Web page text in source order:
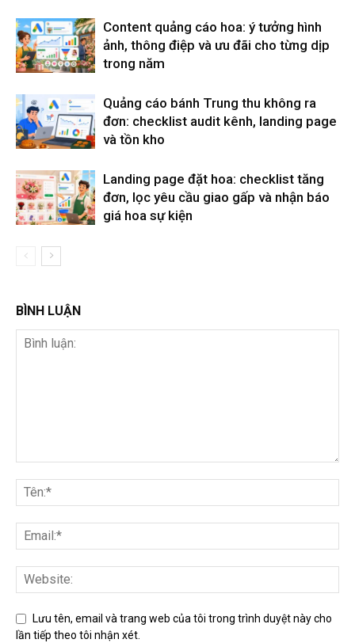
Content quảng cáo hoa: ý tưởng hình
ảnh, thông điệp và ưu đãi cho từng dịp
trong năm
Quảng cáo bánh Trung thu không ra
đơn: checklist audit kênh, landing page
và tồn kho
Landing page đặt hoa: checklist tăng
đơn, lọc yêu cầu giao gấp và nhận báo
giá hoa sự kiện
BÌNH LUẬN
Lưu tên, email và trang web của tôi trong trình duyệt này cho
lần tiếp theo tôi nhận xét.